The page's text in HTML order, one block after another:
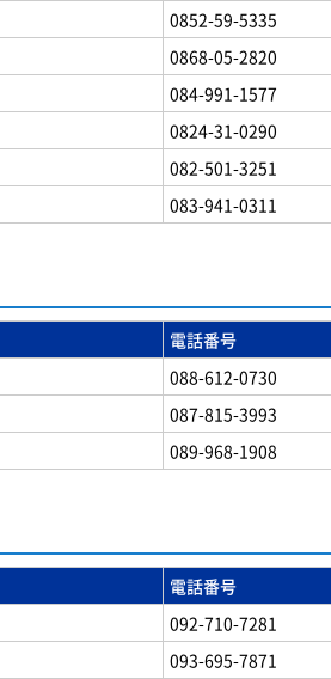
0852-59-5335
0868-05-2820
084-991-1577
0824-31-0290
082-501-3251
083-941-0311
電話番号
088-612-0730
087-815-3993
089-968-1908
電話番号
092-710-7281
093-695-7871